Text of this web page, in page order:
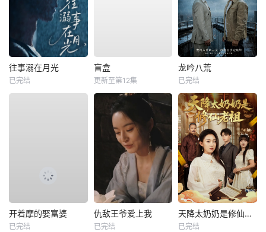
往事溺在月光
已完结
盲盒
更新至第12集
龙吟八荒
已完结
开着摩的娶富婆
已完结
仇敌王爷爱上我
已完结
天降太奶奶是修仙老祖
已完结